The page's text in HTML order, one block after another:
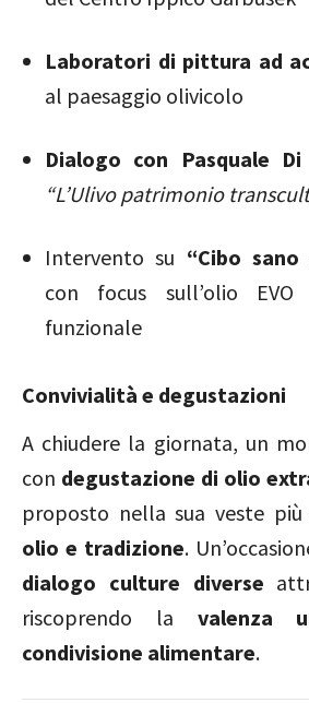
Laboratori di pittura ad
al paesaggio olivicolo
Dialogo con Pasquale Di
“L’Ulivo patrimonio
Intervento su “Cibo
con focus sull’olio
funzionale
Convivialità e degustazioni
A chiudere la giornata, un
con degustazione di olio
proposto nella sua veste più
olio e tradizione.
dialogo culture diverse
riscoprendo la valenza
condivisione alimentare.